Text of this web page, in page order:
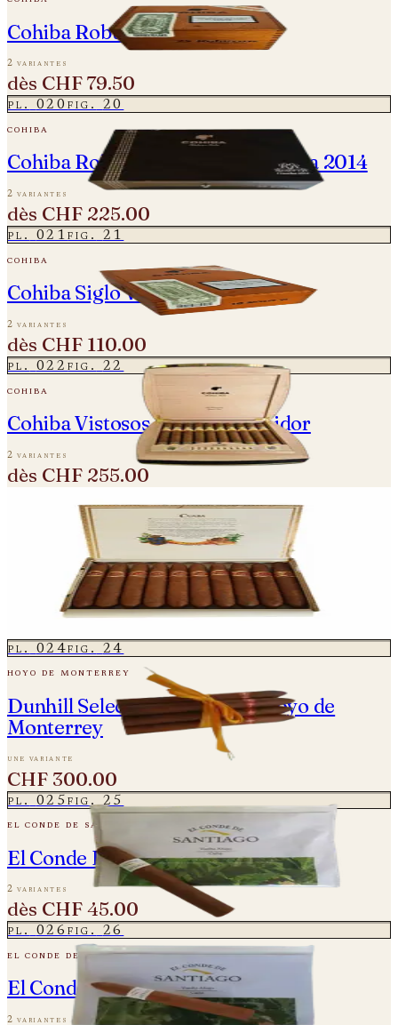
Cohiba Robusto
2 variantes
dès CHF 79.50
pl. 020fig. 20
cohiba
Cohiba Robusto Reserva - Cosecha 2014
2 variantes
dès CHF 225.00
pl. 021fig. 21
cohiba
Cohiba Siglo VI - Vintage 2021
2 variantes
dès CHF 110.00
pl. 022fig. 22
cohiba
Cohiba Vistosos - Travel Humidor
2 variantes
dès CHF 255.00
Cuaba Distinguidos - Vintage 2008 -
Einzelne Zigarre
2 variantes
pl. 024fig. 24
hoyo de monterrey
Dunhill Seleccion - Made by Hoyo de
Monterrey
une variante
CHF 300.00
pl. 025fig. 25
el conde de santiago
El Conde De Santiago - Especial
2 variantes
dès CHF 45.00
pl. 026fig. 26
el conde de santiago
El Conde De Santiago Piramide
2 variantes